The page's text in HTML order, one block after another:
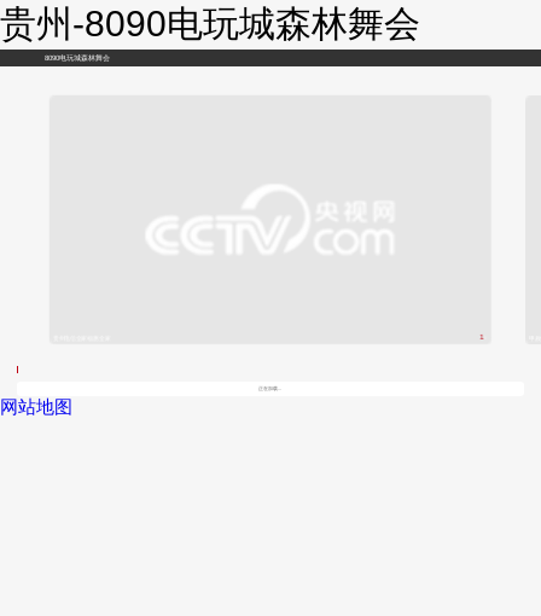
贵州-8090电玩城森林舞会
8090电玩城森林舞会
1/
正在加载...
网站地图